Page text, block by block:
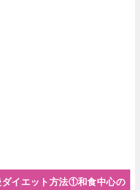
ダイエット方法①和食中心の